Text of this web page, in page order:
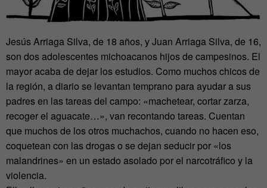
Jesús Arriaga Silva, de 18 años, y Juan Arriaga Silva, de 16,
son dos adolescentes michoacanos hijos de campesinos. El
mayor acaba de dejar los estudios. Como muchos chicos de
la región, a diario se levantan temprano para ayudar a sus
padres en las tareas del campo: «machetear, cortar zarza,
recoger el aguacate…», van recontando tareas. Cuentan
que muchos de los otros muchachos, cuando no hacen eso,
coquetean con las drogas o se dejan seducir por «los
malandrines» en un estado asolado por el narcotráfico y la
violencia.